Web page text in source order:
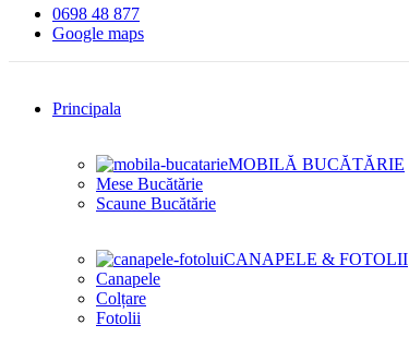
0698 48 877
Google maps
Principala
MOBILĂ BUCĂTĂRIE
Mese Bucătărie
Scaune Bucătărie
CANAPELE & FOTOLII
Canapele
Colțare
Fotolii